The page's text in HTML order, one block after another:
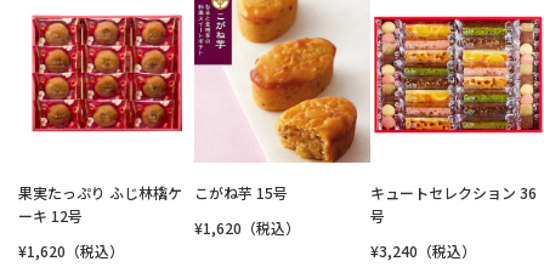
果実たっぷり ふじ林檎ケ
ーキ 12号
¥1,620（税込）
こがね芋 15号
¥1,620（税込）
キュートセレクション 36
号
¥3,240（税込）